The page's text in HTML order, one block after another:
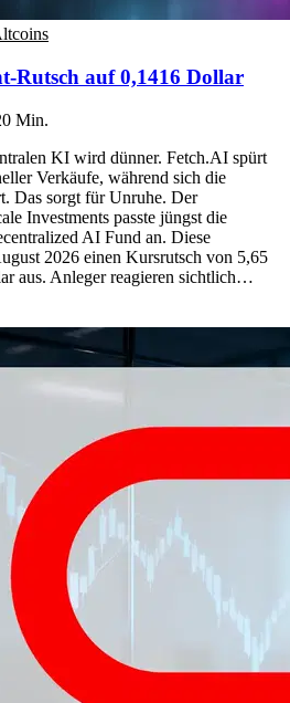
Rutsch auf 0,1416 Dollar
Min.
KI wird dünner. Fetch.AI spürt
Verkäufe, während sich die
Das sorgt für Unruhe. Der
Investments passte jüngst die
AI Fund an. Diese
2026 einen Kursrutsch von 5,65
aus. Anleger reagieren sichtlich…